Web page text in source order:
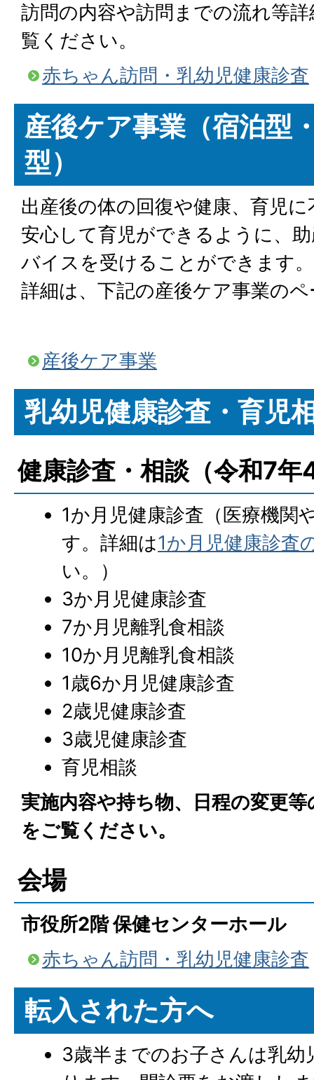
訪問の内容や訪問までの流れ等
覧ください。
赤ちゃん訪問・乳幼児健康診査
産後ケア事業（宿泊型
型）
出産後の体の回復や健康、育児
安心して育児ができるように、
バイスを受けることができます。
詳細は、下記の産後ケア事業の
産後ケア事業
乳幼児健康診査・育児
健康診査・相談（令和7年
1か月児健康診査（医療機関
す。詳細は1か月児健康診査
い。）
3か月児健康診査
7か月児離乳食相談
10か月児離乳食相談
1歳6か月児健康診査
2歳児健康診査
3歳児健康診査
育児相談
実施内容や持ち物、日程の変更
をご覧ください。
会場
市役所2階 保健センターホール
赤ちゃん訪問・乳幼児健康診査
転入された方へ
3歳半までのお子さんは乳幼